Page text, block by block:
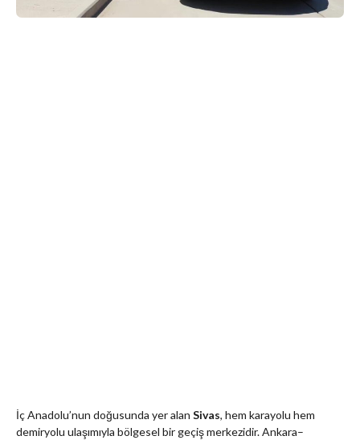
İç Anadolu’nun doğusunda yer alan Sivas, hem karayolu hem
demiryolu ulaşımıyla bölgesel bir geçiş merkezidir.Ankara–